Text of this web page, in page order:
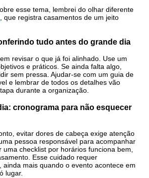
esse tema, lembrei do olhar diferente
, que registra casamentos de um jeito
tudo antes do grande dia
revisar o que já foi alinhado. Use um
e práticos. Se ainda falta algo,
sem pressa. Ajudar-se com um guia de
e lembrar de todos os detalhes vão
durante a organização.
cronograma para não esquecer
evitar dores de cabeça exige atenção
pessoa responsável para acompanhar
uma checklist por horários funciona bem,
Esse cuidado requer
ainda mais quando o evento acontece em
lugar.